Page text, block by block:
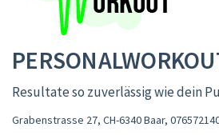
Resultate so zuverlässig wie dein
Grabenstrasse 27, CH-6340 Baar,